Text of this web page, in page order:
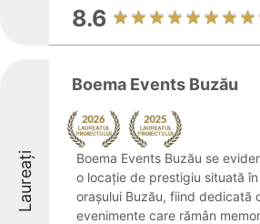
8.6
Laureați
Boema Events Buzău
Boema Events Buzău se
o locație de prestigiu situată
orașului Buzău, fiind dedicată
evenimente care rămân